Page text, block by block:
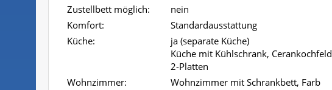
Zustellbett möglich:
nein
Komfort:
Standardausstattung
Küche:
ja (separate Küche)
Küche mit Kühlschrank, Cerankochfeld
2-Platten
Wohnzimmer:
Wohnzimmer mit Schrankbett, Farb